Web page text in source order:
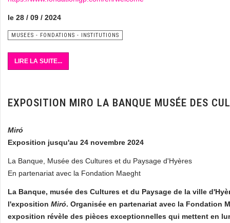
le 28 / 09 / 2024
MUSEES - FONDATIONS - INSTITUTIONS
LIRE LA SUITE...
EXPOSITION MIRO LA BANQUE MUSÉE DES
Miró
Exposition jusqu'au 24 novembre 2024
La Banque, Musée des Cultures et du Paysage d'Hyères
En partenariat avec la Fondation Maeght
La Banque, musée des Cultures et du Paysage de la ville
l'exposition Miró. Organisée en partenariat avec la Fondation
exposition révèle des pièces exceptionnelles qui mettent en